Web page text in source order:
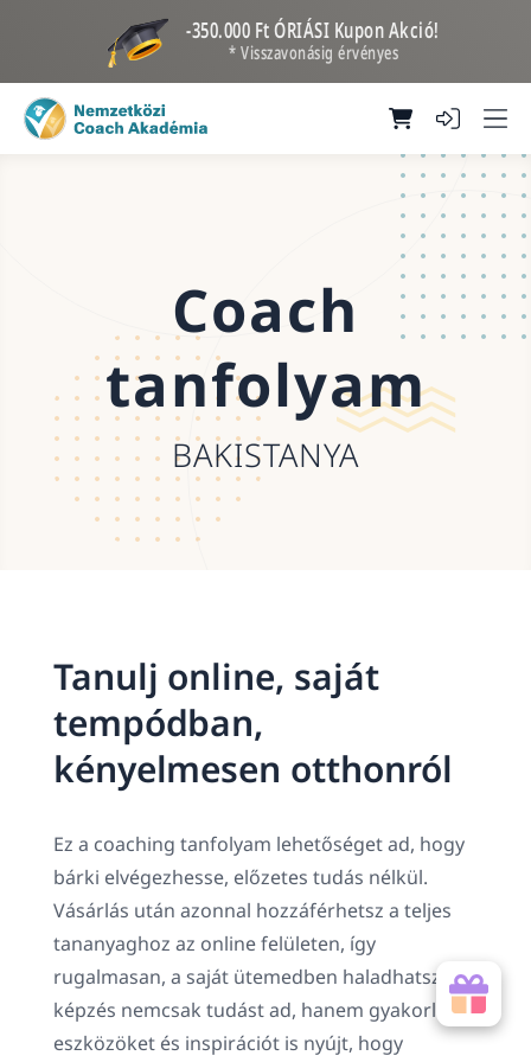
-350.000 Ft ÓRIÁSI Kupon Akció!
* Visszavonásig érvényes
Coach
tanfolyam
BAKISTANYA
Tanulj online, saját
tempódban,
kényelmesen otthonról
Ez a coaching tanfolyam lehetőséget ad, hogy
bárki elvégezhesse, előzetes tudás nélkül.
Vásárlás után azonnal hozzáférhetsz a teljes
tananyaghoz az online felületen, így
rugalmasan, a saját ütemedben haladhatsz. A
képzés nemcsak tudást ad, hanem gyakorlati
eszközöket és inspirációt is nyújt, hogy